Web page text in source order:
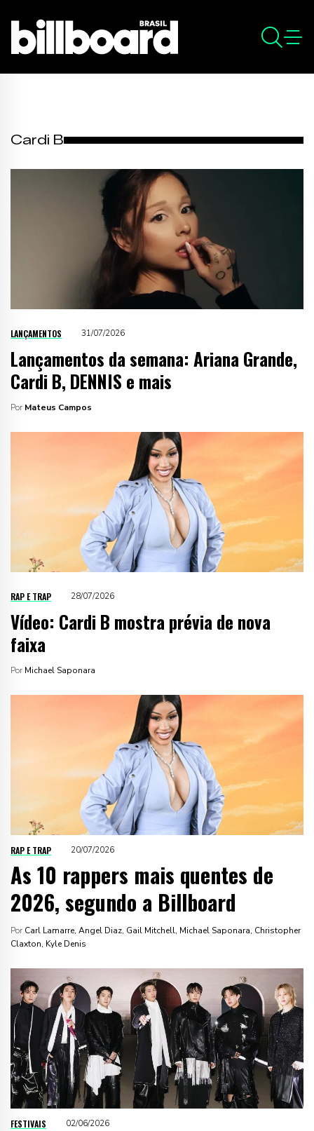
Cardi B
LANÇAMENTOS 31/07/2026
Lançamentos da semana: Ariana Grande,
Cardi B, DENNIS e mais
Por Mateus Campos
RAP E TRAP 28/07/2026
Vídeo: Cardi B mostra prévia de nova
faixa
Por Michael Saponara
RAP E TRAP 20/07/2026
As 10 rappers mais quentes de
2026, segundo a Billboard
Por Carl Lamarre, Angel Diaz, Gail Mitchell, Michael Saponara, Christopher
Claxton, Kyle Denis
FESTIVAIS 02/06/2026